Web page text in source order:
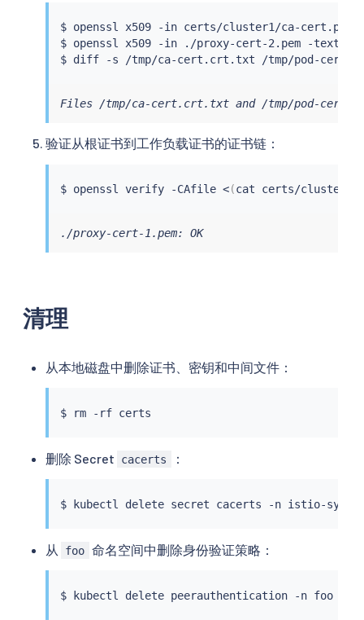
$ openssl x509 -in certs/cluster1/ca-
$ openssl x509 -in ./proxy-cert-2.pem -text -
$ diff
Files /tmp/ca-cert.crt.txt and /tmp/pod-cert-
验证从根证书到工作负载证书的证书链：
$ openssl verify -CAfile <(cat certs/cluster1/
./proxy-cert-1.pem: OK
清理
从本地磁盘中删除证书、密钥和中间文件：
$ rm
删除 Secret cacerts ：
$ kubectl
从 foo 命名空间中删除身份验证策略：
$ kubectl